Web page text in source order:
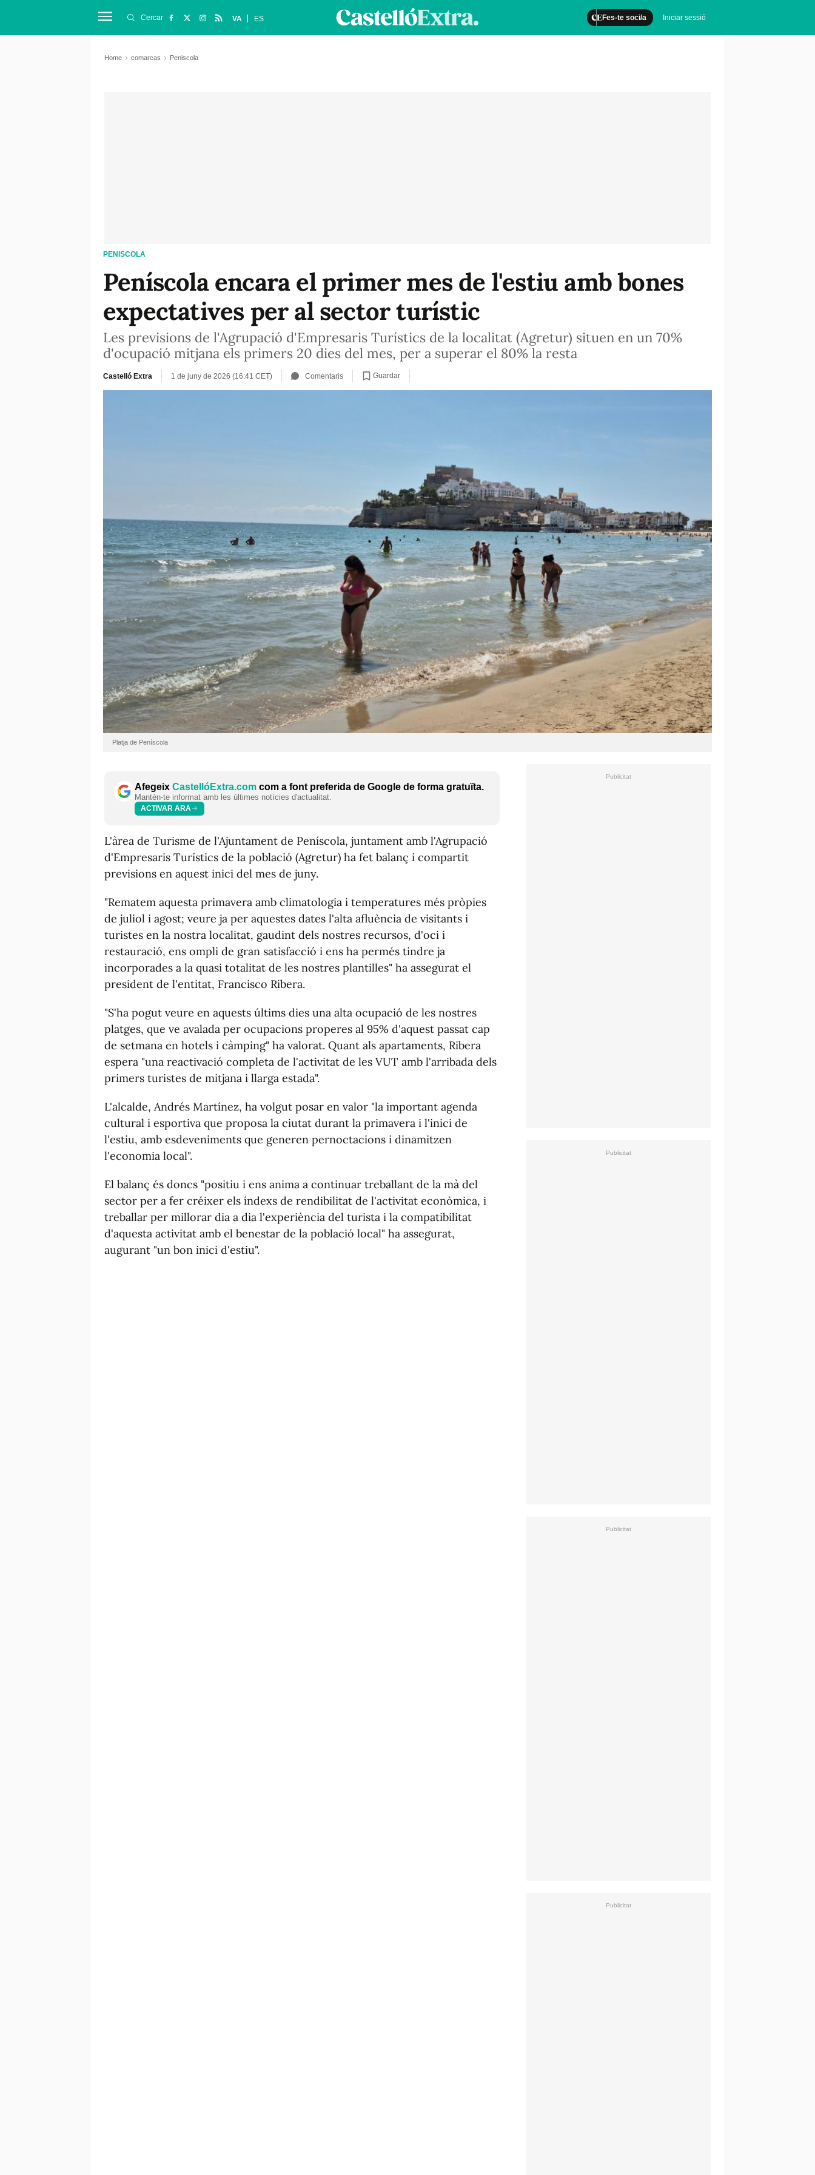
Fes-te soci/a Iniciar sessió
Cercar VA ES
Home comarcas Peniscola
PENISCOLA
Peníscola encara el primer mes de l'estiu amb bones
expectatives per al sector turístic
Les previsions de l'Agrupació d'Empresaris Turístics de la localitat (Agretur) situen en un 70%
d'ocupació mitjana els primers 20 dies del mes, per a superar el 80% la resta
Castelló Extra 1 de juny de 2026 (16:41 CET) Comentaris Guardar
Platja de Peníscola
Afegeix CastellóExtra.com com a font preferida de Google de forma gratuïta.
Mantén-te informat amb les últimes notícies d'actualitat.
ACTIVAR ARA
L'àrea de Turisme de l'Ajuntament de Peníscola, juntament amb l'Agrupació
d'Empresaris Turístics de la població (Agretur) ha fet balanç i compartit
previsions en aquest inici del mes de juny.
"Rematem aquesta primavera amb climatologia i temperatures més pròpies
de juliol i agost; veure ja per aquestes dates l'alta afluència de visitants i
turistes en la nostra localitat, gaudint dels nostres recursos, d'oci i
restauració, ens ompli de gran satisfacció i ens ha permés tindre ja
incorporades a la quasi totalitat de les nostres plantilles" ha assegurat el
president de l'entitat, Francisco Ribera.
"S'ha pogut veure en aquests últims dies una alta ocupació de les nostres
platges, que ve avalada per ocupacions properes al 95% d'aquest passat cap
de setmana en hotels i càmping" ha valorat. Quant als apartaments, Ribera
espera "una reactivació completa de l'activitat de les VUT amb l'arribada dels
primers turistes de mitjana i llarga estada".
L'alcalde, Andrés Martínez, ha volgut posar en valor "la important agenda
cultural i esportiva que proposa la ciutat durant la primavera i l'inici de
l'estiu, amb esdeveniments que generen pernoctacions i dinamitzen
l'economia local".
El balanç és doncs "positiu i ens anima a continuar treballant de la mà del
sector per a fer créixer els índexs de rendibilitat de l'activitat econòmica, i
treballar per millorar dia a dia l'experiència del turista i la compatibilitat
d'aquesta activitat amb el benestar de la població local" ha assegurat,
augurant "un bon inici d'estiu".